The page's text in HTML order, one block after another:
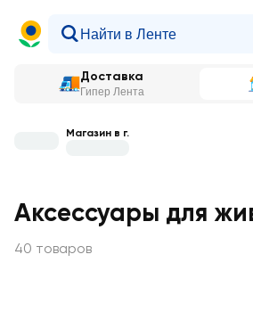
Доставка
Гипер Лента
Магазин в г.
Аксессуары для
40 товаров